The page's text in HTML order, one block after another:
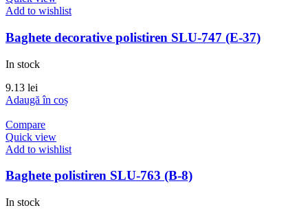
Add to wishlist
Baghete decorative polistiren SLU-747 (E-37)
In stock
9.13 lei
Adaugă în coș
Compare
Quick view
Add to wishlist
Baghete polistiren SLU-763 (B-8)
In stock